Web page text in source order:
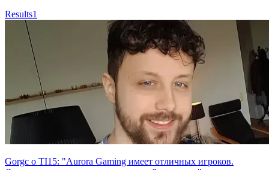
Results1
Gorgc о TI15: "Aurora Gaming имеет отличных игроков.